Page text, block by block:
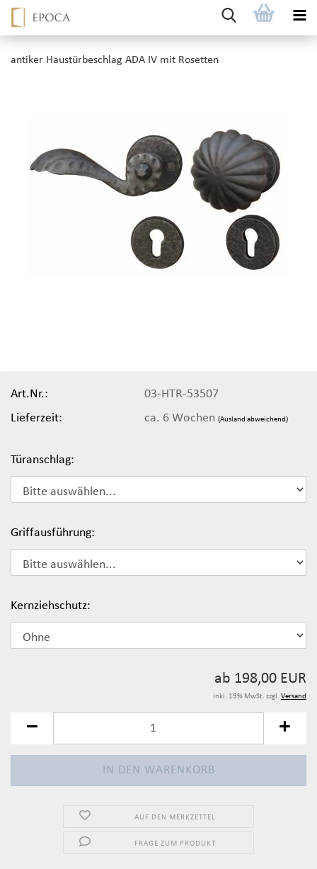
antiker Haustürbeschlag ADA IV mit Rosetten
Art.Nr.:
03-HTR-53507
Lieferzeit:
ca. 6 Wochen(Ausland abweichend)
Türanschlag:
Griffausführung:
Kernziehschutz:
ab 198,00 EUR
inkl. 19% MwSt. zzgl. Versand
AUF DEN MERKZETTEL
FRAGE ZUM PRODUKT